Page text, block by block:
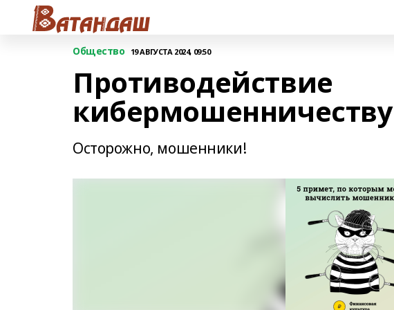
Общество 19 АВГУСТА 2024, 09:50
Противодействие
кибермошенничеству
Осторожно, мошенники!